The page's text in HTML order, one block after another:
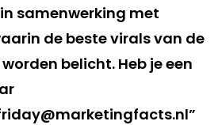
samenwerking met
de beste virals van de
belicht. Heb je een